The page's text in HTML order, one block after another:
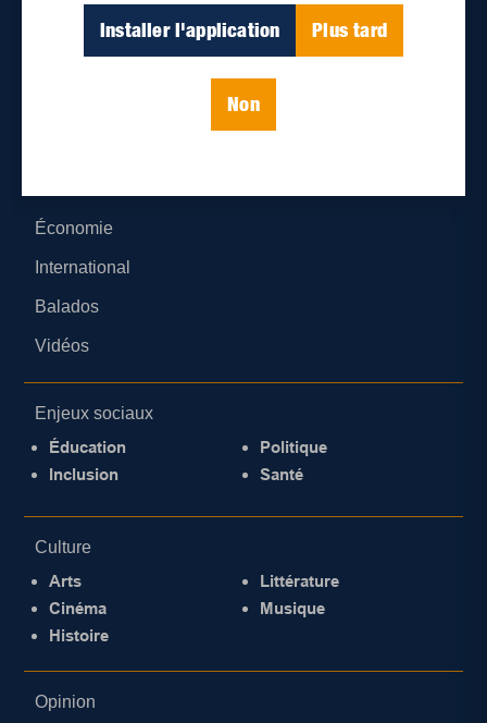
Installer l'application Plus tard
Non
Économie
International
Balados
Vidéos
Enjeux sociaux
Éducation
Inclusion
Politique
Santé
Culture
Arts
Cinéma
Histoire
Littérature
Musique
Opinion